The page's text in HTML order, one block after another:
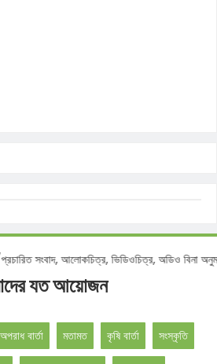
প্রচারিত সংবাদ, আলোকচিত্র, ভিডিওচিত্র, অডিও
যত আয়োজন
অপরাধ বার্তা মতামত কৃষি বার্তা সংস্কৃতি